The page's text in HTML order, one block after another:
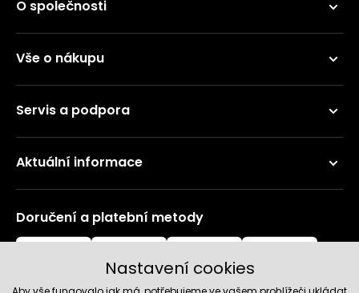
O společnosti
Vše o nákupu
Servis a podpora
Aktuální informace
Doručení a platební metody
Nastavení cookies